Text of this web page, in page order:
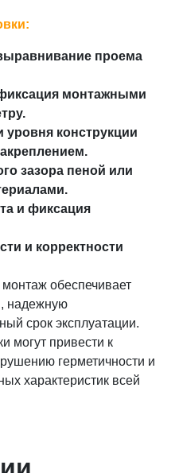
проема
монтажными
уровня конструкции
зазора пеной или
и фиксация
и корректности
обеспечивает
надежную
срок эксплуатации.
могут привести к
герметичности и
характеристик всей